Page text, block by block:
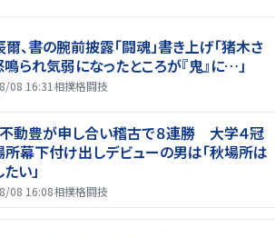
、書の腕前披露「闘魂」書き上げ「猪木さ
られ気弱になったところが『鬼』に…」
08 16:31 相撲格闘技
不動豊が申し合い稽古で８連勝 大学４冠
幕下付け出しデビューの男は「秋場所は
い」
08 16:08相撲格闘技